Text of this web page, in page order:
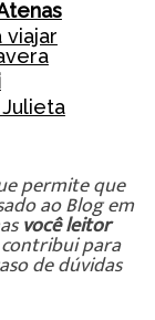
viajar
permite que
ao Blog em
você leitor
para
de dúvidas